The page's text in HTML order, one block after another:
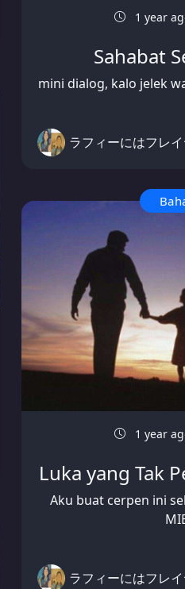
1 year
Sahabat
mini dialog, kalo jelek
ラフィーにはフレ
1 year
Luka yang Tak
Aku buat cerpen ini
ラフィーにはフレ